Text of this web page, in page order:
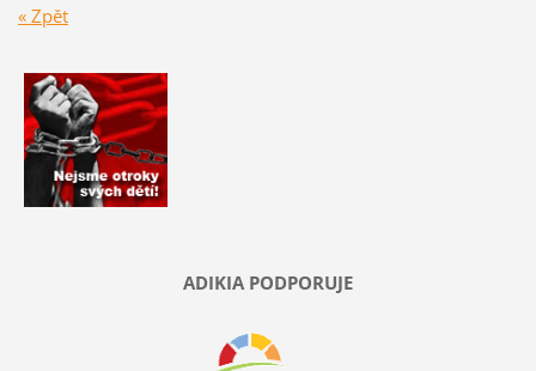
« Zpět
ADIKIA PODPORUJE